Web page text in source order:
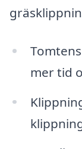
mer tid